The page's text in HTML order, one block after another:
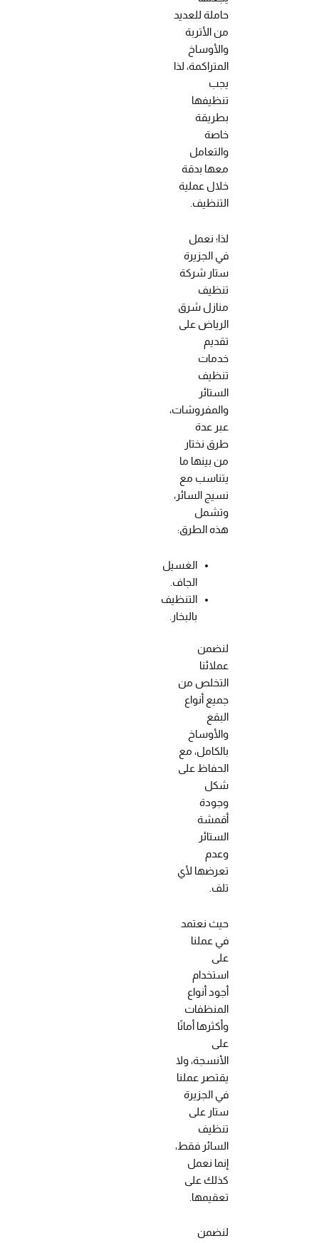
حاملة للعديد
من الأتربة
والأوساخ
المتراكمة، لذا
يجب
تنظيفها
بطريقة
خاصة
والتعامل
معها بدقة
خلال عملية
التنظيف.
لذا؛ نعمل
في الجزيرة
ستار شركة
تنظيف
منازل شرق
الرياض على
تقديم
خدمات
تنظيف
الستائر
والمفروشات،
عبر عدة
طرق نختار
من بينها ما
يتناسب مع
نسيج السائر،
وتشمل
هذه الطرق:
الغسيل
الجاف.
التنظيف
بالبخار.
لنضمن
عملائنا
التخلص من
جميع أنواع
البقع
والأوساخ
بالكامل، مع
الحفاظ على
شكل
وجودة
أقمشة
الستائر
وعدم
تعرضها لأي
تلف.
حيث نعتمد
في عملنا
على
استخدام
أجود أنواع
المنظفات
وأكثرها أمانًا
على
الأنسجة، ولا
يقتصر عملنا
في الجزيرة
ستار على
تنظيف
السائر فقط،
إنما نعمل
كذلك على
تعقيمها.
لنضمن